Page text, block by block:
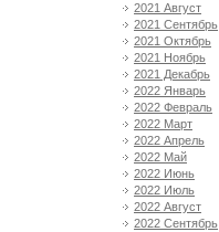
2021 Август
2021 Сентябрь
2021 Октябрь
2021 Ноябрь
2021 Декабрь
2022 Январь
2022 Февраль
2022 Март
2022 Апрель
2022 Май
2022 Июнь
2022 Июль
2022 Август
2022 Сентябрь